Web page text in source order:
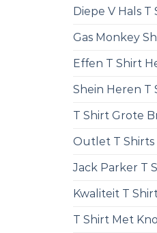
Diepe V Hals
Gas Monkey
Effen T Shirt
Shein Heren T
T Shirt Grote
Outlet T Shirts
Jack Parker T
Kwaliteit T
T Shirt Met